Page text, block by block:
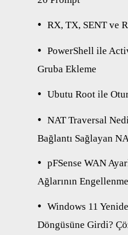
RX, TX, SENT ve
PowerShell ile
Gruba Ekleme
Ubutu Root ile
NAT Traversal
Bağlantı Sağlayan
pFSense WAN
Ağlarının
Windows 11
Döngüsüne Girdi?